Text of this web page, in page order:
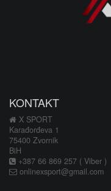
KONTAKT
X SPORT
Karađorđeva 1
75400 Zvornik
BiH
+387 66 869 257 ( Viber )
onlinexsport@gmail.com